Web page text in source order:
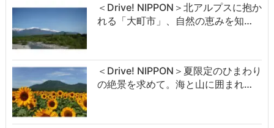
＜Drive! NIPPON＞北アルプスに抱か
れる「大町市」、自然の恵みを知…
＜Drive! NIPPON＞夏限定のひまわり
の絶景を求めて。海と山に囲まれ…